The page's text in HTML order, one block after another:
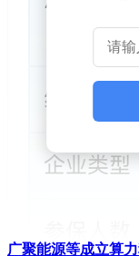
广聚能源等成立算